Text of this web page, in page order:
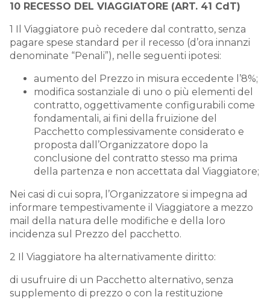
10 RECESSO DEL VIAGGIATORE (ART. 41 CdT)
1 Il Viaggiatore può recedere dal contratto, senza
pagare spese standard per il recesso (d’ora innanzi
denominate “Penali”), nelle seguenti ipotesi:
aumento del Prezzo in misura eccedente l’8%;
modifica sostanziale di uno o più elementi del
contratto, oggettivamente configurabili come
fondamentali, ai fini della fruizione del
Pacchetto complessivamente considerato e
proposta dall’Organizzatore dopo la
conclusione del contratto stesso ma prima
della partenza e non accettata dal Viaggiatore;
Nei casi di cui sopra, l’Organizzatore si impegna ad
informare tempestivamente il Viaggiatore a mezzo
mail della natura delle modifiche e della loro
incidenza sul Prezzo del pacchetto.
2 Il Viaggiatore ha alternativamente diritto:
di usufruire di un Pacchetto alternativo, senza
supplemento di prezzo o con la restituzione